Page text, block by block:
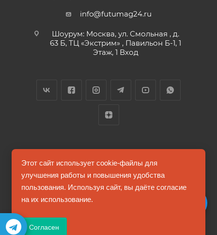
info@futumag24.ru
Шоурум: Москва, ул. Смольная , д.
63 Б, ТЦ «Экстрим» , Павильон Б-1, 1
Этаж, 1 Вход
2026 © FUTUMAG.RU
Информация на сайте не является публичной офертой
Этот сайт использует cookie-файлы для
улучшения работы и повышения удобства
пользования. Используя сайт, вы даёте согласие
на их использование.
Согласен